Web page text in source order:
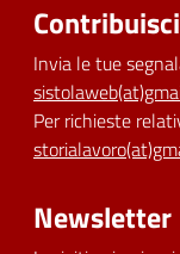
Contribuisci
Invia le tue
Per richieste
Newsletter